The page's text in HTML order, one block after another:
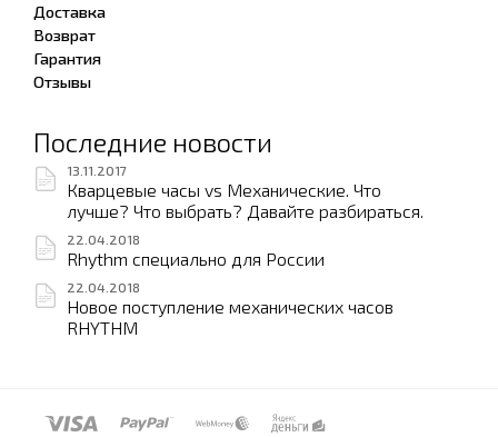
Доставка
Возврат
Гарантия
Отзывы
Последние новости
13.11.2017
Кварцевые часы vs Механические. Что
лучше? Что выбрать? Давайте разбираться.
22.04.2018
Rhythm специально для России
22.04.2018
Новое поступление механических часов
RHYTHM